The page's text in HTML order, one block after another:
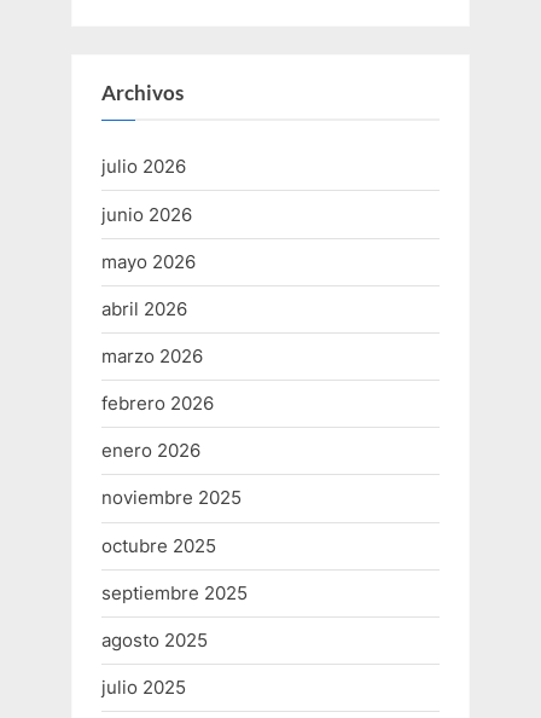
Archivos
julio 2026
junio 2026
mayo 2026
abril 2026
marzo 2026
febrero 2026
enero 2026
noviembre 2025
octubre 2025
septiembre 2025
agosto 2025
julio 2025